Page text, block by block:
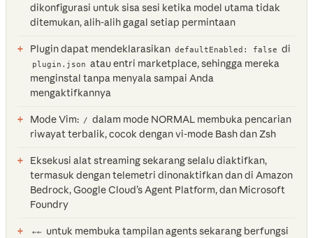
dikonfigurasi untuk sisa sesi ketika model utama tidak
ditemukan, alih-alih gagal setiap permintaan
Plugin dapat mendeklarasikan defaultEnabled: false di
plugin.json atau entri marketplace, sehingga mereka
menginstal tanpa menyala sampai Anda
mengaktifkannya
Mode Vim: / dalam mode NORMAL membuka pencarian
riwayat terbalik, cocok dengan vi-mode Bash dan Zsh
Eksekusi alat streaming sekarang selalu diaktifkan,
termasuk dengan telemetri dinonaktifkan dan di Amazon
Bedrock, Google Cloud’s Agent Platform, dan Microsoft
Foundry
←←
untuk membuka tampilan agents sekarang berfungsi